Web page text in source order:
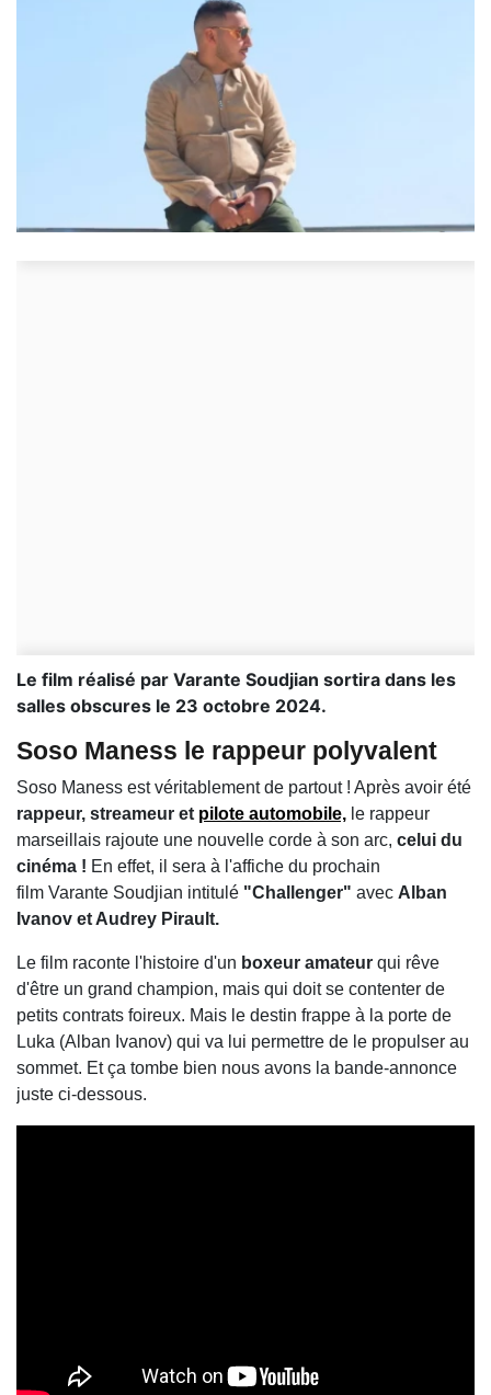
Le film réalisé par Varante Soudjian sortira dans les
salles obscures le 23 octobre 2024.
Soso Maness le rappeur polyvalent
Soso Maness est véritablement de partout ! Après avoir été
rappeur, streameur et pilote automobile, le rappeur
marseillais rajoute une nouvelle corde à son arc, celui du
cinéma ! En effet, il sera à l'affiche du prochain
film Varante Soudjian intitulé "Challenger" avec Alban
Ivanov et Audrey Pirault.
Le film raconte l'histoire d'un boxeur amateur qui rêve
d'être un grand champion, mais qui doit se contenter de
petits contrats foireux. Mais le destin frappe à la porte de
Luka (Alban Ivanov) qui va lui permettre de le propulser au
sommet. Et ça tombe bien nous avons la bande-annonce
juste ci-dessous.